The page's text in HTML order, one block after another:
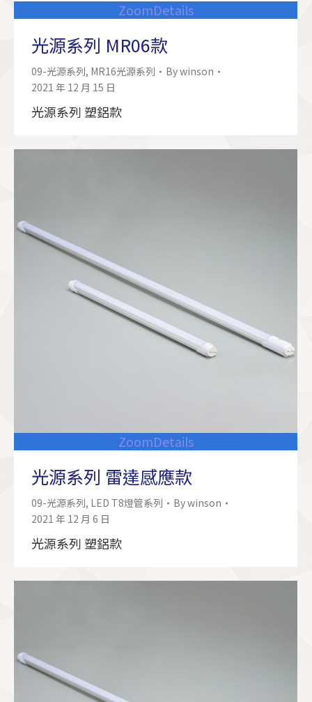
ZoomDetails
光源系列 MR06款
09-光源系列, MR16光源系列 Bywinson
2021 年 12 月 15 日
光源系列 塑鋁款
ZoomDetails
光源系列 雷達感應款
09-光源系列, LED T8燈管系列 Bywinson
2021 年 12 月 6 日
光源系列 塑鋁款